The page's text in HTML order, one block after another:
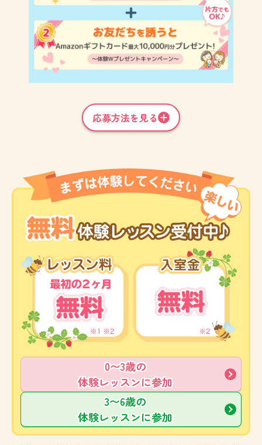
応募方法を見る
0〜3歳の
体験レッスンに参加
3〜6歳の
体験レッスンに参加